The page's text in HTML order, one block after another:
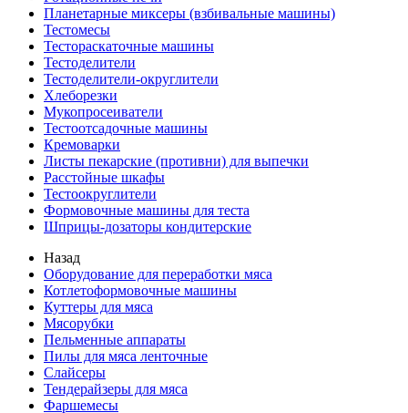
Планетарные миксеры (взбивальные машины)
Тестомесы
Тестораскаточные машины
Тестоделители
Тестоделители-округлители
Хлеборезки
Мукопросеиватели
Тестоотсадочные машины
Кремоварки
Листы пекарские (противни) для выпечки
Расстойные шкафы
Тестоокруглители
Формовочные машины для теста
Шприцы-дозаторы кондитерские
Назад
Оборудование для переработки мяса
Котлетоформовочные машины
Куттеры для мяса
Мясорубки
Пельменные аппараты
Пилы для мяса ленточные
Слайсеры
Тендерайзеры для мяса
Фаршемесы